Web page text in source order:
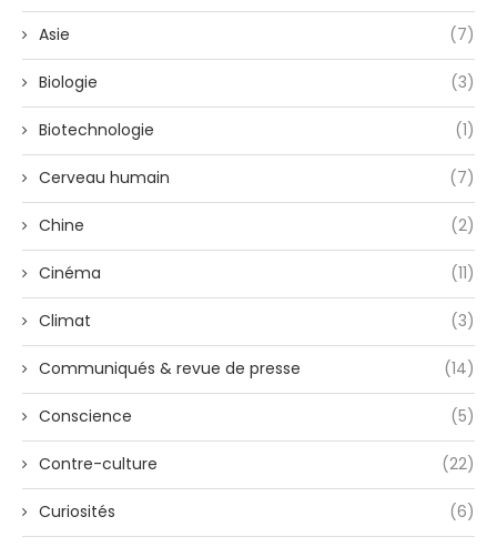
Asie (7)
Biologie (3)
Biotechnologie (1)
Cerveau humain (7)
Chine (2)
Cinéma (11)
Climat (3)
Communiqués & revue de presse (14)
Conscience (5)
Contre-culture (22)
Curiosités (6)